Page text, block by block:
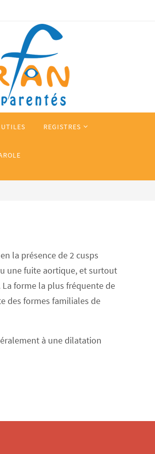
REGISTRES
la présence de 2 cusps
une fuite aortique, et surtout
forme la plus fréquente de
des formes familiales de
à une dilatation